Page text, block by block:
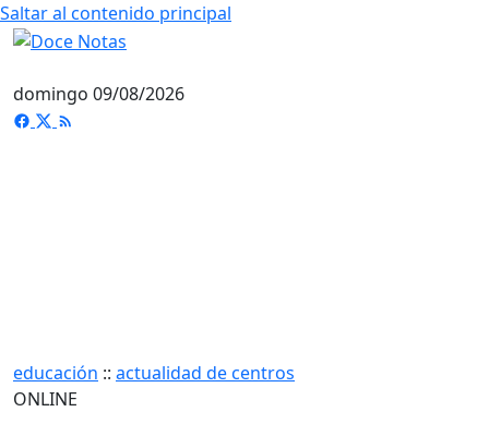
Saltar al contenido principal
domingo 09/08/2026
educación :: actualidad de centros
ONLINE